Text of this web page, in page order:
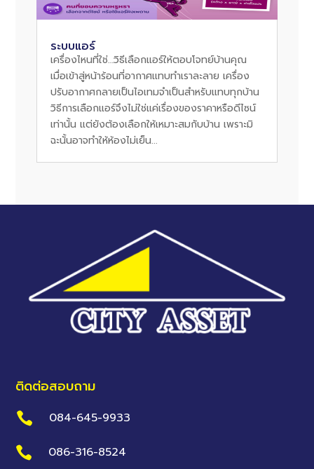
ระบบแอร์
เครื่องไหนที่ใช่…วิธีเลือกแอร์ให้ตอบโจทย์บ้านคุณ
เมื่อเข้าสู่หน้าร้อนที่อากาศแทบทำเราละลาย เครื่อง
ปรับอากาศกลายเป็นไอเทมจำเป็นสำหรับแทบทุกบ้าน
วิธีการเลือกแอร์จึงไม่ใช่แค่เรื่องของราคาหรือดีไซน์
เท่านั้น แต่ยังต้องเลือกให้เหมาะสมกับบ้าน เพราะมิ
ฉะนั้นอาจทำให้ห้องไม่เย็น...
ติดต่อสอบถาม
 084-645-9933
 086-316-8524